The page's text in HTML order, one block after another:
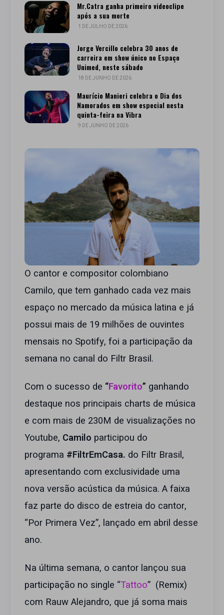
Mr.Catra ganha primeiro videoclipe
após a sua morte
1 DE JULHO DE 2026
Jorge Vercillo celebra 30 anos de
carreira em show único no Espaço
Unimed, neste sábado
18 DE JUNHO DE 2026
Maurício Manieri celebra o Dia dos
Namorados em show especial nesta
quinta-feira na Vibra
9 DE JUNHO DE 2026
O cantor e compositor colombiano
Camilo, que tem ganhado cada vez mais
espaço no mercado da música latina e já
possui mais de 19 milhões de ouvintes
mensais no Spotify, foi a participação da
semana no canal do Filtr Brasil.
Com o sucesso de “Favorito” ganhando
destaque nos principais charts de música
e com mais de 230M de visualizações no
Youtube, Camilo participou do
programa #FiltrEmCasa. do Filtr Brasil,
apresentando com exclusividade uma
nova versão acústica da música. A faixa
faz parte do disco de estreia do cantor,
“Por Primera Vez”, lançado em abril desse
ano.
Na última semana, o cantor lançou sua
participação no single “Tattoo” (Remix)
com Rauw Alejandro, que já soma mais